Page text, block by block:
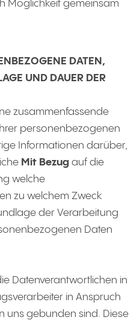
Möglichkeit gemeinsam
DATEN,
UND DAUER DER
zusammenfassende
personenbezogenen
Informationen darüber,
Mit Bezug auf die
welche
zu welchem Zweck
der Verarbeitung
Daten
Datenverantwortlichen in
in Anspruch
uns gebunden sind. Diese